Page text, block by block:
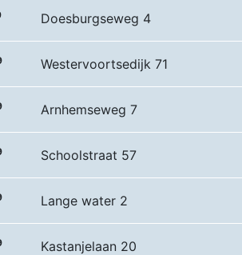
Doesburgseweg 4
Westervoortsedijk 71
Arnhemseweg 7
Schoolstraat 57
Lange water 2
Kastanjelaan 20